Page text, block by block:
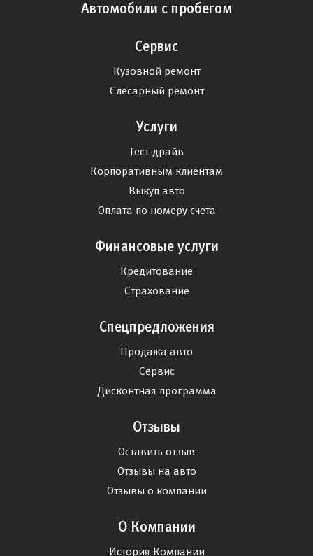
Автомобили с пробегом
Сервис
Кузовной ремонт
Слесарный ремонт
Услуги
Тест-драйв
Корпоративным клиентам
Выкуп авто
Оплата по номеру счета
Финансовые услуги
Кредитование
Страхование
Спецпредложения
Продажа авто
Сервис
Дисконтная программа
Отзывы
Оставить отзыв
Отзывы на авто
Отзывы о компании
О Компании
История Компании